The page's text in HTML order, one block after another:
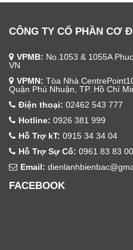
CÔNG TY CỔ PHẦN CƠ
VPMB: No.1053 & 1055A
VN
VPMN: Tòa Nhà
Quận Phú Nhuận, TP. Hồ Chí
Điện thoại: 02462 543 777
Hotline: 0926 381 999
Hỗ Trợ kT: 0915 34 34 04
Hỗ Trợ Sự Cố: 0961 83 83 00
Email:
FACEBOOK